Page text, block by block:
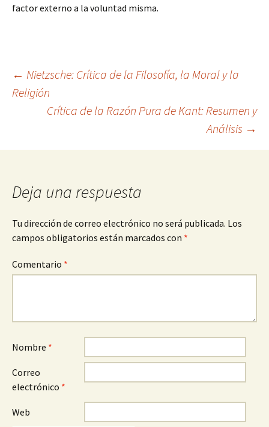
factor externo a la voluntad misma.
Navegación
entradas
← Nietzsche: Crítica de la Filosofía, la Moral y la
Religión
Crítica de la Razón Pura de Kant: Resumen y
Análisis →
Deja una respuesta
Tu dirección de correo electrónico no será publicada. Los
campos obligatorios están marcados con *
Comentario *
Nombre *
Correo
electrónico *
Web